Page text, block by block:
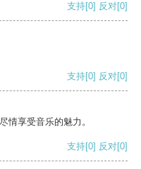
支持[0] 反对[0]
支持[0] 反对[0]
情享受音乐的魅力。
支持[0] 反对[0]